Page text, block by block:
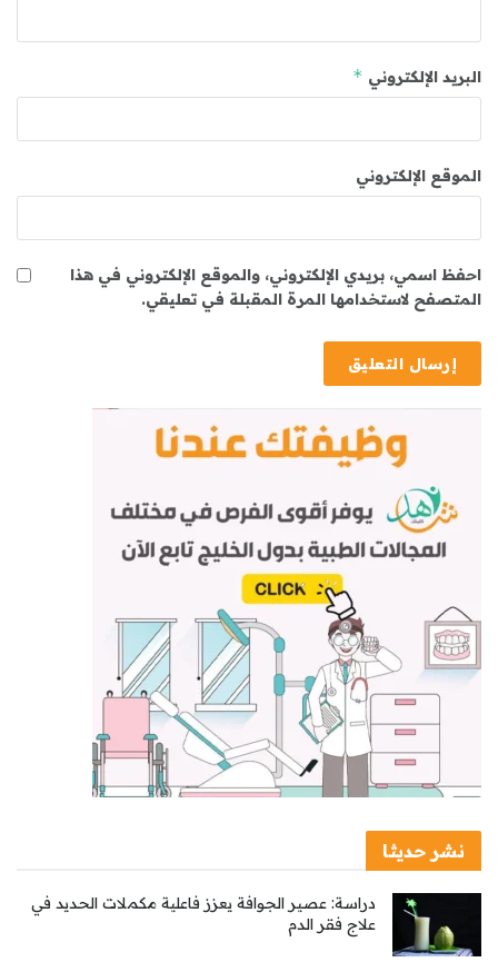
البريد الإلكتروني *
الموقع الإلكتروني
احفظ اسمي، بريدي الإلكتروني، والموقع الإلكتروني في هذا
المتصفح لاستخدامها المرة المقبلة في تعليقي.
نشر حديثا
دراسة: عصير الجوافة يعزز فاعلية مكملات الحديد في
علاج فقر الدم